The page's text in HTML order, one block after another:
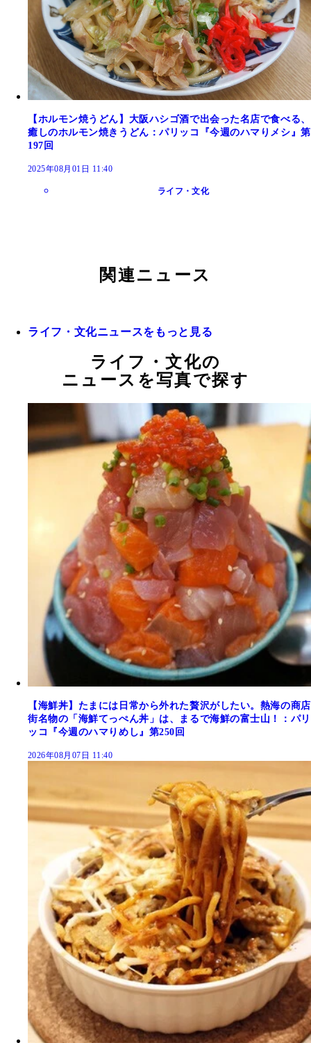
【ホルモン焼うどん】大阪ハシゴ酒で出会った名店で食べる、
癒しのホルモン焼きうどん：パリッコ『今週のハマりメシ』第
197回
2025年08月01日 11:40
ライフ・文化
関連ニュース
ライフ・文化ニュースをもっと見る
ライフ・文化の
ニュースを写真で探す
【海鮮丼】たまには日常から外れた贅沢がしたい。熱海の商店
街名物の「海鮮てっぺん丼」は、まるで海鮮の富士山！：パリ
ッコ『今週のハマりめし』第250回
2026年08月07日 11:40